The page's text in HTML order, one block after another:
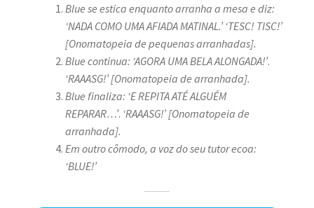
Blue se estica enquanto arranha a mesa e diz:
‘NADA COMO UMA AFIADA MATINAL.’ ‘TESC! TISC!’
[Onomatopeia de pequenas arranhadas].
Blue continua: ‘AGORA UMA BELA ALONGADA!’.
‘RAAASG!’ [Onomatopeia de arranhada].
Blue finaliza: ‘E REPITA ATÉ ALGUÉM
REPARAR…’. ‘RAAASG!’ [Onomatopeia de
arranhada].
Em outro cômodo, a voz do seu tutor ecoa:
‘BLUE!’